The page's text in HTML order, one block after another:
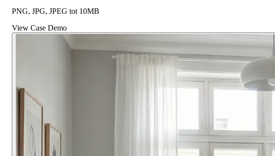
PNG, JPG, JPEG tot 10MB
View Case Demo